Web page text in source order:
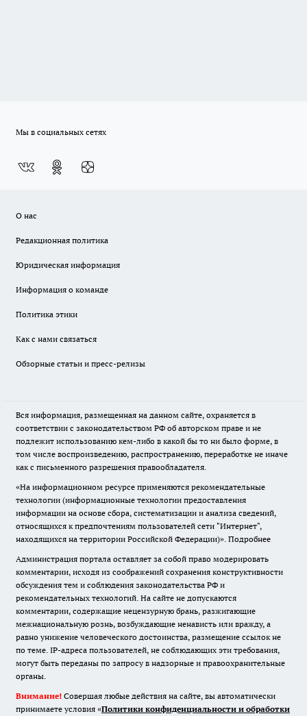
Мы в социальных сетях
О нас
Редакционная политика
Юридическая информация
Информация о команде
Политика этики
Как с нами связаться
Обзорные статьи и пресс-релизы
Вся информация, размещенная на данном сайте, охраняется в
соответствии с законодательством РФ об авторском праве и не
подлежит использованию кем-либо в какой бы то ни было форме, в
том числе воспроизведению, распространению, переработке не иначе
как с письменного разрешения правообладателя.
«На информационном ресурсе применяются рекомендательные
технологии (информационные технологии предоставления
информации на основе сбора, систематизации и анализа сведений,
относящихся к предпочтениям пользователей сети "Интернет",
находящихся на территории Российской Федерации)». Подробнее
Администрация портала оставляет за собой право модерировать
комментарии, исходя из соображений сохранения конструктивности
обсуждения тем и соблюдения законодательства РФ и
рекомендательных технологий. На сайте не допускаются
комментарии, содержащие нецензурную брань, разжигающие
межнациональную рознь, возбуждающие ненависть или вражду, а
равно унижение человеческого достоинства, размещение ссылок не
по теме. IP-адреса пользователей, не соблюдающих эти требования,
могут быть переданы по запросу в надзорные и правоохранительные
органы.
Внимание! Совершая любые действия на сайте, вы автоматически
принимаете условия «Политики конфиденциальности и обработки